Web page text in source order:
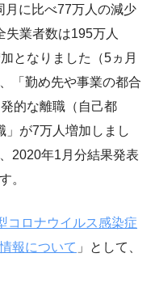
月に比べ77万人の減少
失業者数は195万人
となりました（5ヵ月
「勤め先や事業の都合
的な離職（自己都
」が7万人増加しまし
2020年1月分結果発表
。
コロナウイルス感染症
報について 」として、